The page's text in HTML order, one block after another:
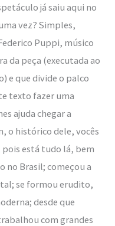
já saiu aqui no
vez? Simples,
Puppi, músico
da peça (executada ao
e que divide o palco
texto fazer uma
ajuda chegar a
o histórico dele, vocês
está tudo lá, bem
no Brasil; começou a
se formou erudito,
desde que
com grandes